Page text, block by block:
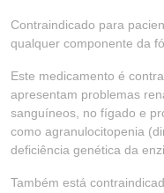
Contraindicado para
qualquer componente da
Este medicamento é
apresentam problemas
sanguíneos, no fígado e
como agranulocitopenia
deficiência genética da
Também está